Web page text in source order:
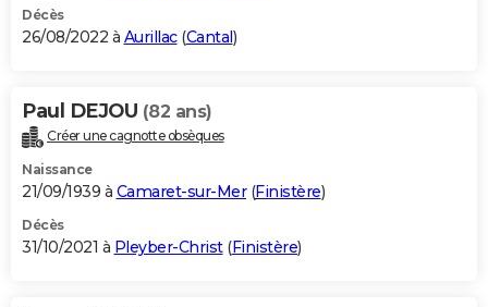
Décès
26/08/2022 à Aurillac(Cantal)
Paul DEJOU (82 ans)
Créer une cagnotte obsèques
Naissance
21/09/1939 à Camaret-sur-Mer(Finistère)
Décès
31/10/2021 à Pleyber-Christ(Finistère)